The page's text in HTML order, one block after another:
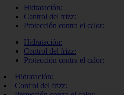
Hidratación:
Control del frizz:
Protección contra el calor:
Hidratación:
Control del frizz:
Protección contra el calor:
Hidratación:
Control del frizz: